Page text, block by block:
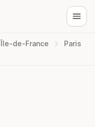
Île-de-France
Paris